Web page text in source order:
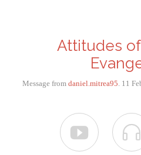
Attitudes
Message from daniel.mitrea95. 11
 